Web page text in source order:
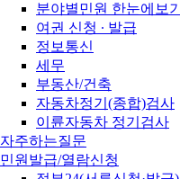
분야별민원 한눈에보기
여권 신청 ∙ 발급
정보통신
세무
부동산/건축
자동차정기(종합)검사
이륜자동차 정기검사
자주하는질문
민원발급/열람신청